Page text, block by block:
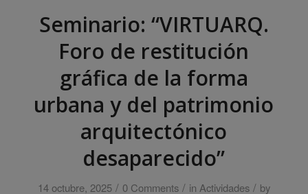
Seminario: “VIRTUARQ.
Foro de restitución
gráfica de la forma
urbana y del patrimonio
arquitectónico
desaparecido”
14 octubre, 2025 / 0 Comments / in Actividades / by